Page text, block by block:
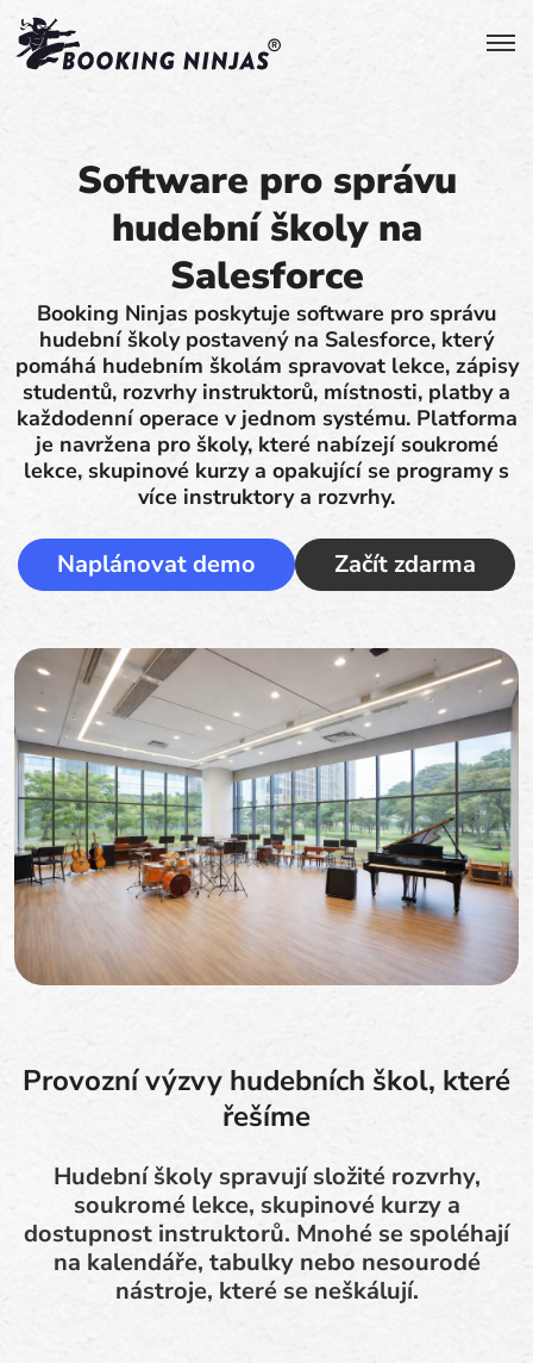
Software pro správu
hudební školy na
Salesforce
Booking Ninjas poskytuje software pro správu
hudební školy postavený na Salesforce, který
pomáhá hudebním školám spravovat lekce, zápisy
studentů, rozvrhy instruktorů, místnosti, platby a
každodenní operace v jednom systému. Platforma
je navržena pro školy, které nabízejí soukromé
lekce, skupinové kurzy a opakující se programy s
více instruktory a rozvrhy.
Naplánovat demo Začít zdarma
Provozní výzvy hudebních škol, které
řešíme
Hudební školy spravují složité rozvrhy,
soukromé lekce, skupinové kurzy a
dostupnost instruktorů. Mnohé se spoléhají
na kalendáře, tabulky nebo nesourodé
nástroje, které se neškálují.